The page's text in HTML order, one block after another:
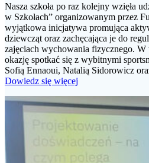
Nasza szkoła po raz kolejny wzięła
w Szkołach” organizowanym przez
wyjątkowa inicjatywa promująca
dziewcząt oraz zachęcająca je do
zajęciach wychowania fizycznego. W
okazję spotkać się z wybitnymi
Sofią Ennaoui, Natalią Sidorowicz
Dowiedz się więcej